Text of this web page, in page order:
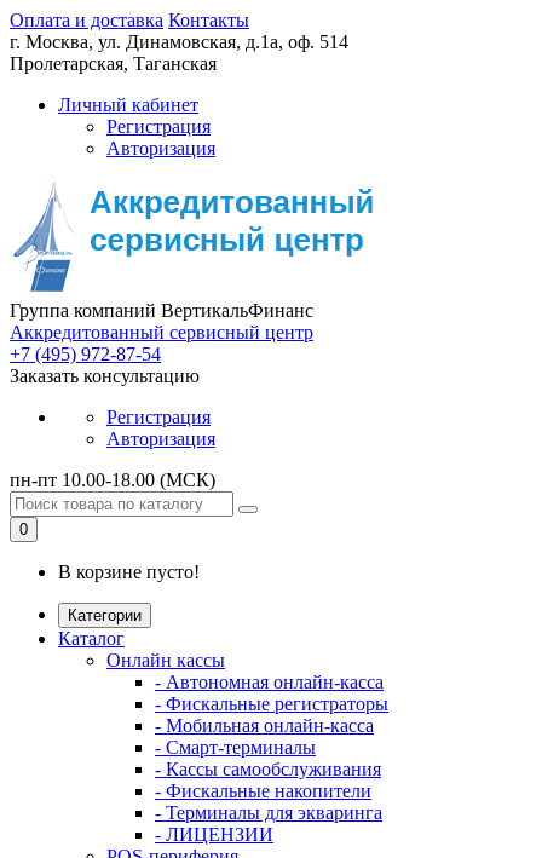
Оплата и доставка Контакты
г. Москва, ул. Динамовская, д.1а, оф. 514
Пролетарская, Таганская
Личный кабинет
Регистрация
Авторизация
Группа компаний ВертикальФинанс
Аккредитованный сервисный центр
+7 (495) 972-87-54
Заказать консультацию
Регистрация
Авторизация
пн-пт 10.00-18.00 (МСК)
0
В корзине пусто!
Категории
Каталог
Онлайн кассы
- Автономная онлайн-касса
- Фискальные регистраторы
- Мобильная онлайн-касса
- Смарт-терминалы
- Кассы самообслуживания
- Фискальные накопители
- Терминалы для экваринга
- ЛИЦЕНЗИИ